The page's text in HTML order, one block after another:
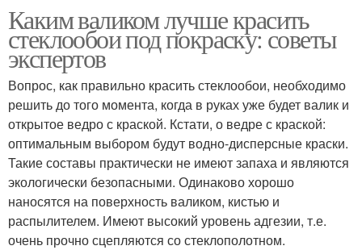
Каким валиком лучше красить
стеклообои под покраску: советы
экспертов
Вопрос, как правильно красить стеклообои, необходимо
решить до того момента, когда в руках уже будет валик и
открытое ведро с краской. Кстати, о ведре с краской:
оптимальным выбором будут водно-дисперсные краски.
Такие составы практически не имеют запаха и являются
экологически безопасными. Одинаково хорошо
наносятся на поверхность валиком, кистью и
распылителем. Имеют высокий уровень адгезии, т.е.
очень прочно сцепляются со стеклополотном.